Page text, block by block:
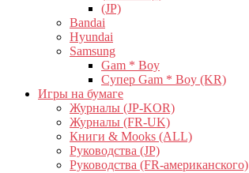
(JP)
Bandai
Hyundai
Samsung
Gam * Boy
Супер Gam * Boy (KR)
Игры на бумаге
Журналы (JP-KOR)
Журналы (FR-UK)
Книги & Mooks (ALL)
Руководства (JP)
Руководства (FR-американского)